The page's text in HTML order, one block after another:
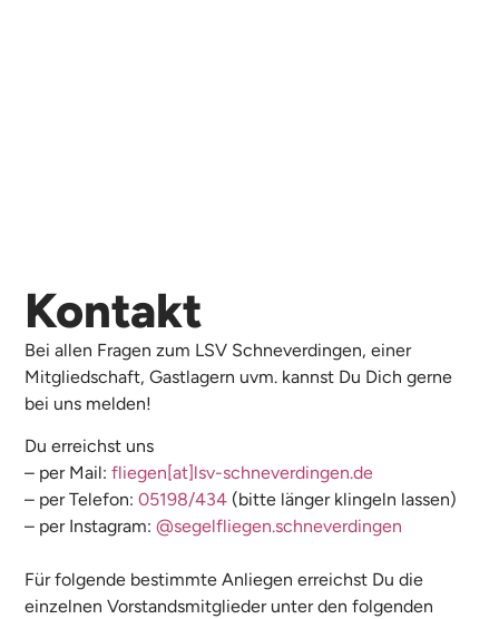
Kontakt
Bei allen Fragen zum LSV Schneverdingen, einer
Mitgliedschaft, Gastlagern uvm. kannst Du Dich gerne
bei uns melden!
Du erreichst uns
– per Mail:fliegen[at]lsv-schneverdingen.de
– per Telefon:05198/434 (bitte länger klingeln lassen)
– per Instagram:@segelfliegen.schneverdingen
Für folgende bestimmte Anliegen erreichst Du die
einzelnen Vorstandsmitglieder unter den folgenden